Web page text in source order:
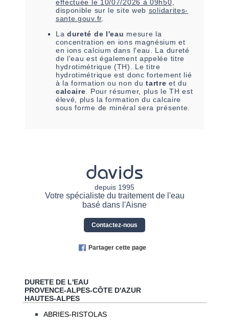
effectuée le 10/07/2026 à 09h50
disponible sur le site web solidarites-
sante.gouv.fr.
La dureté de l'eau mesure la
concentration en ions magnésium et
en ions calcium dans l'eau. La dureté
de l'eau est également appelée titre
hydrotimétrique (TH). Le titre
hydrotimétrique est donc fortement lié
à la formation ou non dutartre et du
calcaire . Pour résumer, plus le TH est
élevé, plus la formation du calcaire
sous forme de minéral sera présente.
davids
depuis 1995
Votre spécialiste du traitement de l'eau
basé dans l'Aisne
Contactez-nous
Partager cette page
DURETE DE L'EAU
PROVENCE-ALPES-CÔTE D'AZUR
HAUTES-ALPES
ABRIES-RISTOLAS